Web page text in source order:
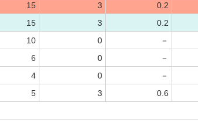
15 3 0.2
15 3 0.2
10 0 －
6 0 －
4 0 －
5 3 0.6